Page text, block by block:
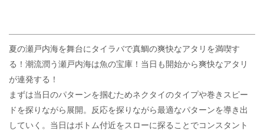
夏の瀬戸内海を舞台にタイラバで真鯛の爽快なアタリを満喫す
る！潮流潤う瀬戸内海は魚の宝庫！当日も開始から爽快なアタリ
が連発する！
まずは当日のパターンを掴むためネクタイのタイプや巻きスピー
ドを探りながら展開。反応を探りながら最適なパターンを導き出
していく。当日はボトム付近をスローに探ることでコンスタント